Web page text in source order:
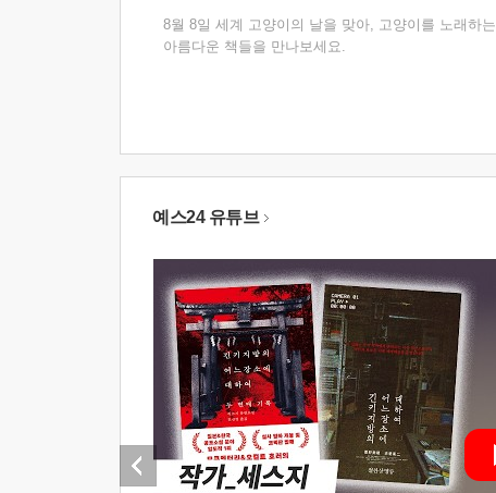
8월 8일 세계 고양이의 날을 맞아, 고양이를 노래하는
아름다운 책들을 만나보세요.
예스24 유튜브